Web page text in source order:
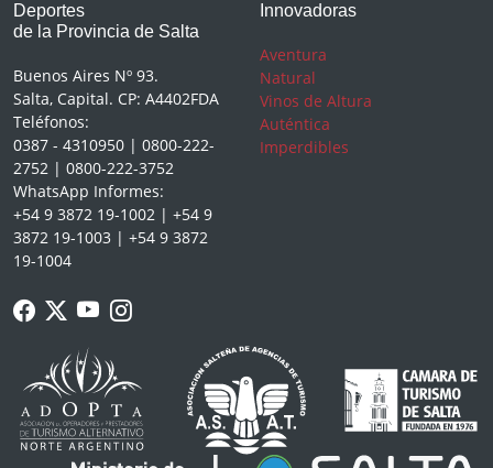
Deportes
de la Provincia de Salta
Buenos Aires Nº 93.
Salta, Capital. CP: A4402FDA
Teléfonos:
0387 - 4310950 | 0800-222-
2752 | 0800-222-3752
WhatsApp Informes:
+54 9 3872 19-1002 | +54 9
3872 19-1003 | +54 9 3872
19-1004
Innovadoras
Aventura
Natural
Vinos de Altura
Auténtica
Imperdibles